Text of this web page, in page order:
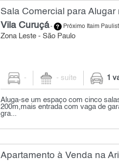
Sala Comercial para Alugar
Vila Curuçá- Próximo Itaim
Zona Leste - São Paulo
- - suíte 1
Aluga-se um espaço com cinco
200m,mais entrada com vaga de
gra...
Apartamento à Venda na